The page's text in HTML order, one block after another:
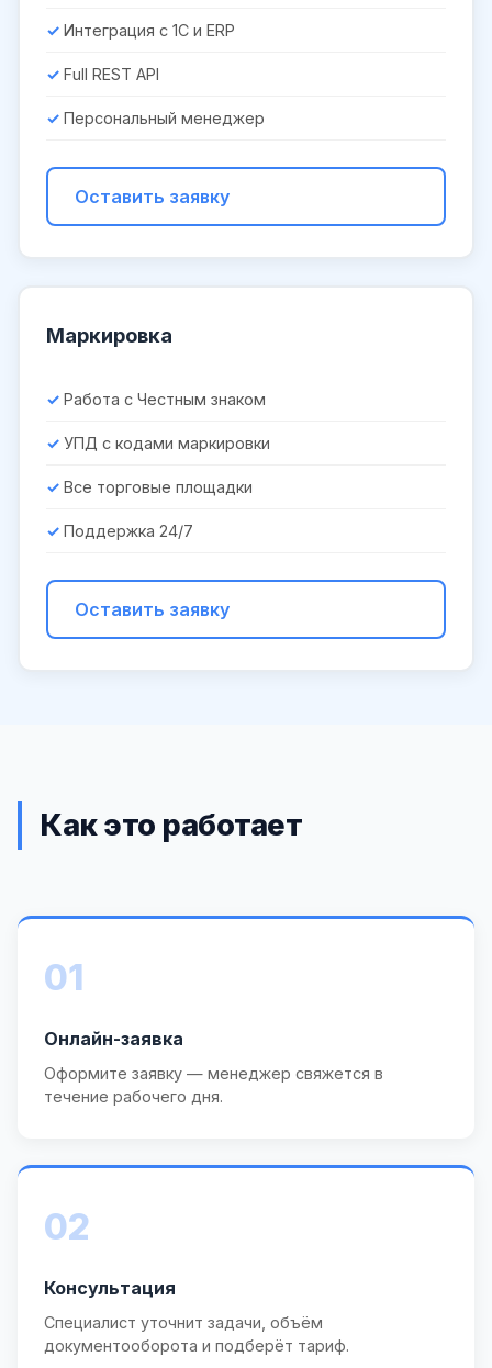
Интеграция с 1С и ERP
Full REST API
Персональный менеджер
Оставить заявку
Маркировка
Работа с Честным знаком
УПД с кодами маркировки
Все торговые площадки
Поддержка 24/7
Оставить заявку
Как это работает
01
Онлайн-заявка
Оформите заявку — менеджер свяжется в
течение рабочего дня.
02
Консультация
Специалист уточнит задачи, объём
документооборота и подберёт тариф.